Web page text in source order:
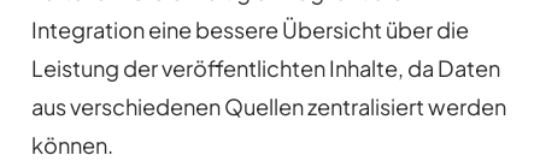
Integration eine bessere Übersicht über die
Leistung der veröffentlichten Inhalte, da Daten
aus verschiedenen Quellen zentralisiert werden
können.